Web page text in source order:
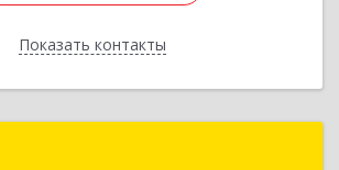
Показать контакты
Назад